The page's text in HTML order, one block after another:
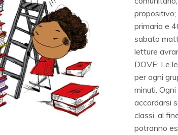
primaria e
sabato
letture
DOVE: Le
per ogni
minuti.
accordarsi
classi, al
potranno